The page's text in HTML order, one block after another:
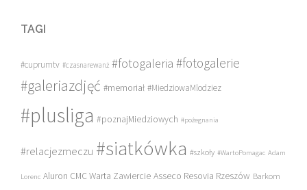
TAGI
#cuprumtv #czasnarewanż #fotogaleria #fotogalerie
#galeriazdjęć #memoriał #MiedziowaMlodziez
#plusliga #poznajMiedziowych #pożegnania
#relacjezmeczu #siatkówka #szkoły #WartoPomagac Adam
Lorenc Aluron CMC Warta Zawiercie Asseco Resovia Rzeszów Barkom